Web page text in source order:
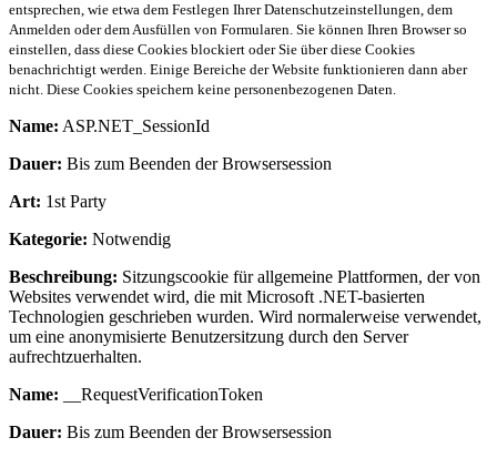
entsprechen, wie etwa dem Festlegen Ihrer Datenschutzeinstellungen, dem
Anmelden oder dem Ausfüllen von Formularen. Sie können Ihren Browser so
einstellen, dass diese Cookies blockiert oder Sie über diese Cookies
benachrichtigt werden. Einige Bereiche der Website funktionieren dann aber
nicht. Diese Cookies speichern keine personenbezogenen Daten.
Name: ASP.NET_SessionId
Dauer: Bis zum Beenden der Browsersession
Art: 1st Party
Kategorie: Notwendig
Beschreibung: Sitzungscookie für allgemeine Plattformen, der von
Websites verwendet wird, die mit Microsoft .NET-basierten
Technologien geschrieben wurden. Wird normalerweise verwendet,
um eine anonymisierte Benutzersitzung durch den Server
aufrechtzuerhalten.
Name: __RequestVerificationToken
Dauer: Bis zum Beenden der Browsersession